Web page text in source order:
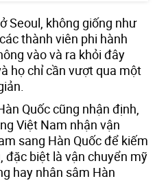
Seoul, không giống như
thành viên phi hành
vào và ra khỏi đây
họ chỉ cần vượt qua một
Quốc cũng nhận định,
Việt Nam nhận vận
sang Hàn Quốc để kiếm
biệt là vận chuyển mỹ
hay nhân sâm Hàn